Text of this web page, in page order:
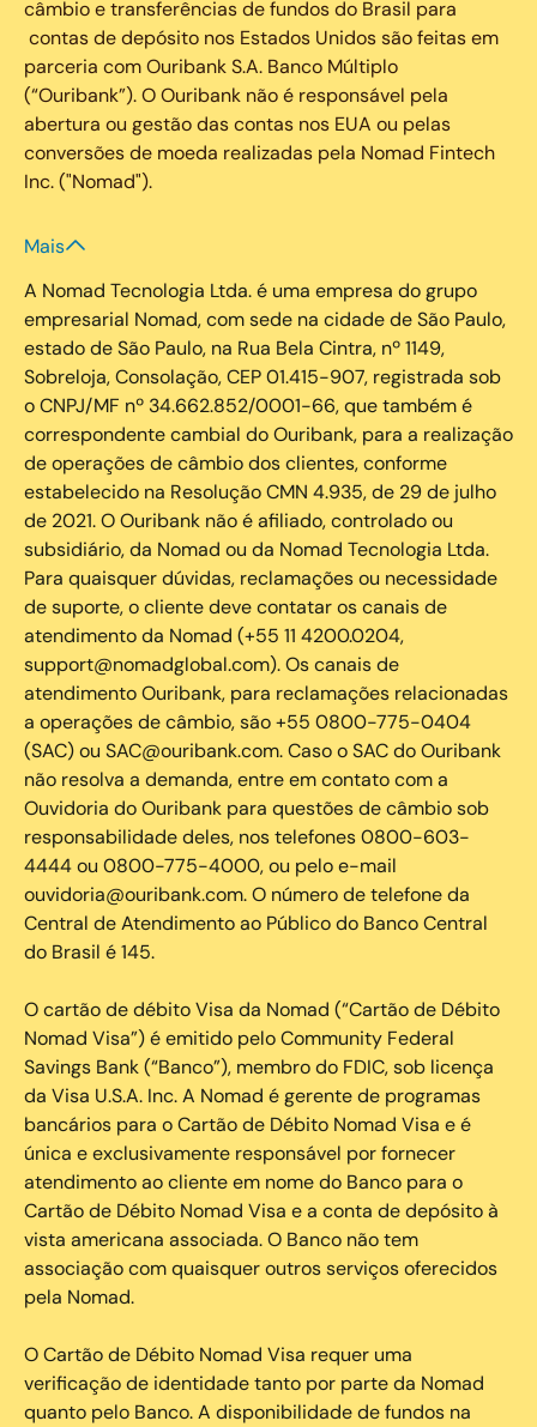
câmbio e transferências de fundos do Brasil para
contas de depósito nos Estados Unidos são feitas em
parceria com Ouribank S.A. Banco Múltiplo
(“Ouribank”). O Ouribank não é responsável pela
abertura ou gestão das contas nos EUA ou pelas
conversões de moeda realizadas pela Nomad Fintech
Inc. ("Nomad").
Mais
A Nomad Tecnologia Ltda. é uma empresa do grupo
empresarial Nomad, com sede na cidade de São Paulo,
estado de São Paulo, na Rua Bela Cintra, nº 1149,
Sobreloja, Consolação, CEP 01.415-907, registrada sob
o CNPJ/MF nº 34.662.852/0001-66, que também é
correspondente cambial do Ouribank, para a realização
de operações de câmbio dos clientes, conforme
estabelecido na Resolução CMN 4.935, de 29 de julho
de 2021. O Ouribank não é afiliado, controlado ou
subsidiário, da Nomad ou da Nomad Tecnologia Ltda.
Para quaisquer dúvidas, reclamações ou necessidade
de suporte, o cliente deve contatar os canais de
atendimento da Nomad (+55 11 4200.0204,
support@nomadglobal.com). Os canais de
atendimento Ouribank, para reclamações relacionadas
a operações de câmbio, são +55 0800-775-0404
(SAC) ou SAC@ouribank.com. Caso o SAC do Ouribank
não resolva a demanda, entre em contato com a
Ouvidoria do Ouribank para questões de câmbio sob
responsabilidade deles, nos telefones 0800-603-
4444 ou 0800-775-4000, ou pelo e-mail
ouvidoria@ouribank.com. O número de telefone da
Central de Atendimento ao Público do Banco Central
do Brasil é 145.
O cartão de débito Visa da Nomad (“Cartão de Débito
Nomad Visa”) é emitido pelo Community Federal
Savings Bank (“Banco”), membro do FDIC, sob licença
da Visa U.S.A. Inc. A Nomad é gerente de programas
bancários para o Cartão de Débito Nomad Visa e é
única e exclusivamente responsável por fornecer
atendimento ao cliente em nome do Banco para o
Cartão de Débito Nomad Visa e a conta de depósito à
vista americana associada. O Banco não tem
associação com quaisquer outros serviços oferecidos
pela Nomad.
O Cartão de Débito Nomad Visa requer uma
verificação de identidade tanto por parte da Nomad
quanto pelo Banco. A disponibilidade de fundos na